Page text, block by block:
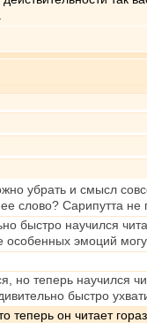
убрать и смысл
слово? Сарипутта не
быстро научился
эмоций
но теперь научился
быстро
теперь он читает